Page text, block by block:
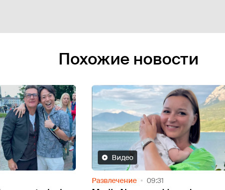
Похожие новости
Видео
Мысли 13:51